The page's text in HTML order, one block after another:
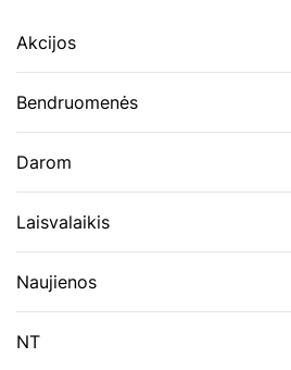
Akcijos
Bendruomenės
Darom
Laisvalaikis
Naujienos
NT